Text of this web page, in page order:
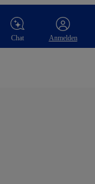
Chat Anmelden